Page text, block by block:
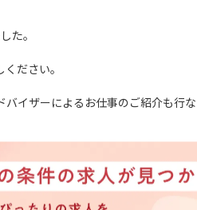
た。
ださい。
イザーによるお仕事のご紹介も行